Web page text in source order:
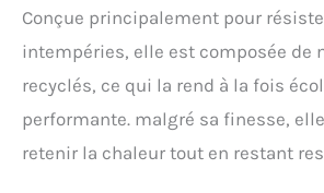
Conçue principalement pour
intempéries, elle est composée de
recyclés, ce qui la rend à la fois
performante. malgré sa finesse,
retenir la chaleur tout en restant